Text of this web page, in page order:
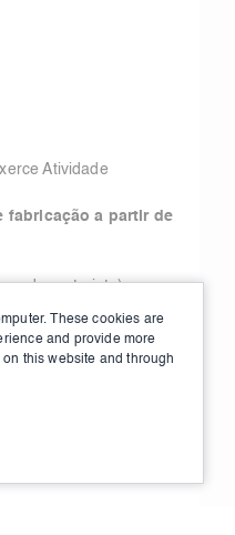
Atividade
fabricação a partir de
do motorista)
dia
These cookies are
and provide more
this website and through